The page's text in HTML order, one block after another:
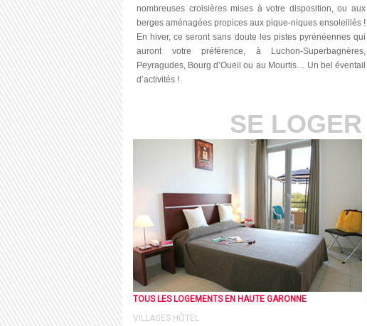
nombreuses croisières mises à votre disposition,ou aux
berges aménagées propices aux pique-niques ensoleillés !
En hiver, ce seront sans doute les pistes pyrénéennes qui
auront votre préférence, à Luchon-Superbagnères,
Peyragudes, Bourg d’Oueilou au Mourtis… Un bel éventail
d’activités !
SE LOGER
TOUS LES LOGEMENTS EN HAUTE GARONNE
VILLAGES HÔTEL